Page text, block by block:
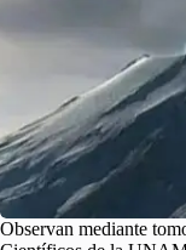
Observan mediante